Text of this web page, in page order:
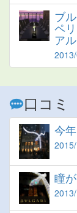
ブ
ペ
ア
口コミ
今
瞳